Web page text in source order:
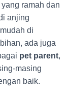
ramah dan
anjing
di
ada juga
pet parent,
masing
baik.